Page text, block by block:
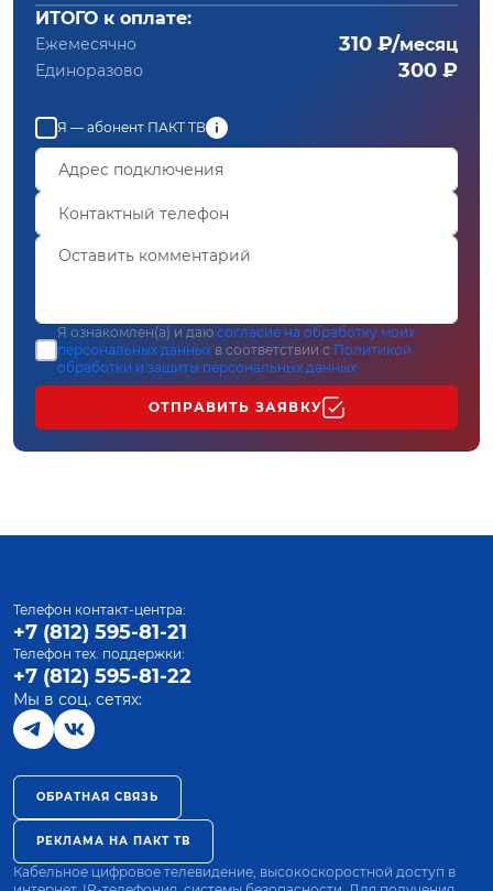
ИТОГО к оплате:
Ежемесячно 310 ₽/месяц
Единоразово 300 ₽
Я — абонент ПАКТ ТВ
Я ознакомлен(а) и даю согласие на обработку моих
персональных данных в соответствии с Политикой
обработки и защиты персональных данных
ОТПРАВИТЬ ЗАЯВКУ
Телефон контакт-центра:
+7 (812) 595-81-21
Телефон тех. поддержки:
+7 (812) 595-81-22
Мы в соц. сетях:
ОБРАТНАЯ СВЯЗЬ
РЕКЛАМА НА ПАКТ ТВ
Кабельное цифровое телевидение, высокоскоростной доступ в